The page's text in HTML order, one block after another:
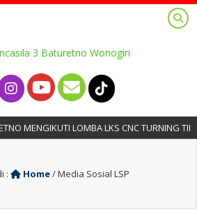
MENGIKUTI LOMBA LKS CNC TURNING
: Home/Media Sosial LSP